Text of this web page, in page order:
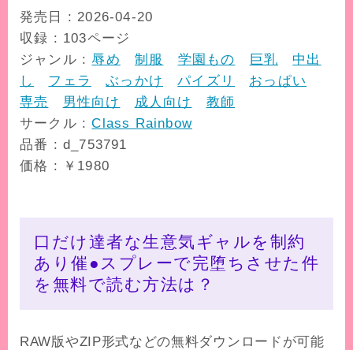
発売日 : 2026-04-20
収録 : 103ページ
ジャンル :辱め 制服 学園もの 巨乳
中出
し
フェラ ぶっかけ パイズリ
おっぱい
専売
男性向け 成人向け
教師
サークル :Class Rainbow
品番 : d_753791
価格 : ￥1980
口だけ達者な生意気ギャルを制約
あり催●スプレーで完堕ちさせた件
を無料で読む方法は？
RAW版やZIP形式などの無料ダウンロードが可能